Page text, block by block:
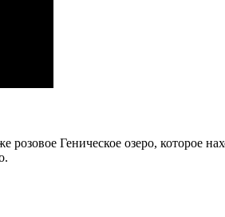
розовое Геническое озеро, которое